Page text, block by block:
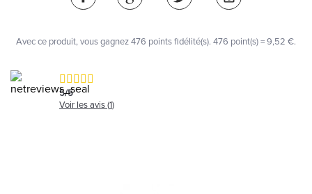
Avec ce produit, vous gagnez476 points fidélité(s). 476 point(s) =9,52 €.
5/5
Voir les avis (1)